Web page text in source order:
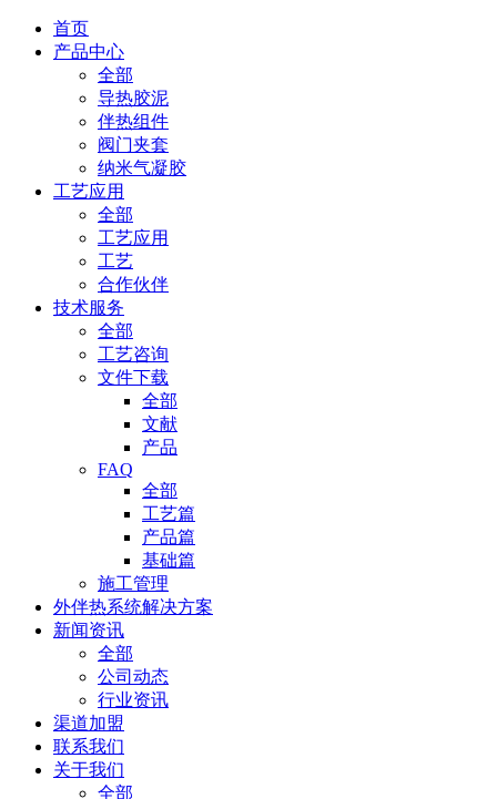
首页
产品中心
全部
导热胶泥
伴热组件
阀门夹套
纳米气凝胶
工艺应用
全部
工艺应用
工艺
合作伙伴
技术服务
全部
工艺咨询
文件下载
全部
文献
产品
FAQ
全部
工艺篇
产品篇
基础篇
施工管理
外伴热系统解决方案
新闻资讯
全部
公司动态
行业资讯
渠道加盟
联系我们
关于我们
全部